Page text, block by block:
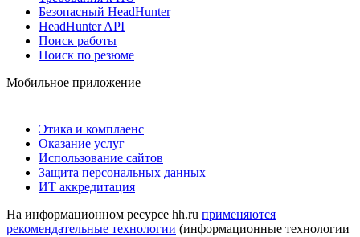
Безопасный HeadHunter
HeadHunter API
Поиск работы
Поиск по резюме
Мобильное приложение
Этика и комплаенс
Оказание услуг
Использование сайтов
Защита персональных данных
ИТ аккредитация
На информационном ресурсе hh.ru применяются
рекомендательные технологии (информационные технологии